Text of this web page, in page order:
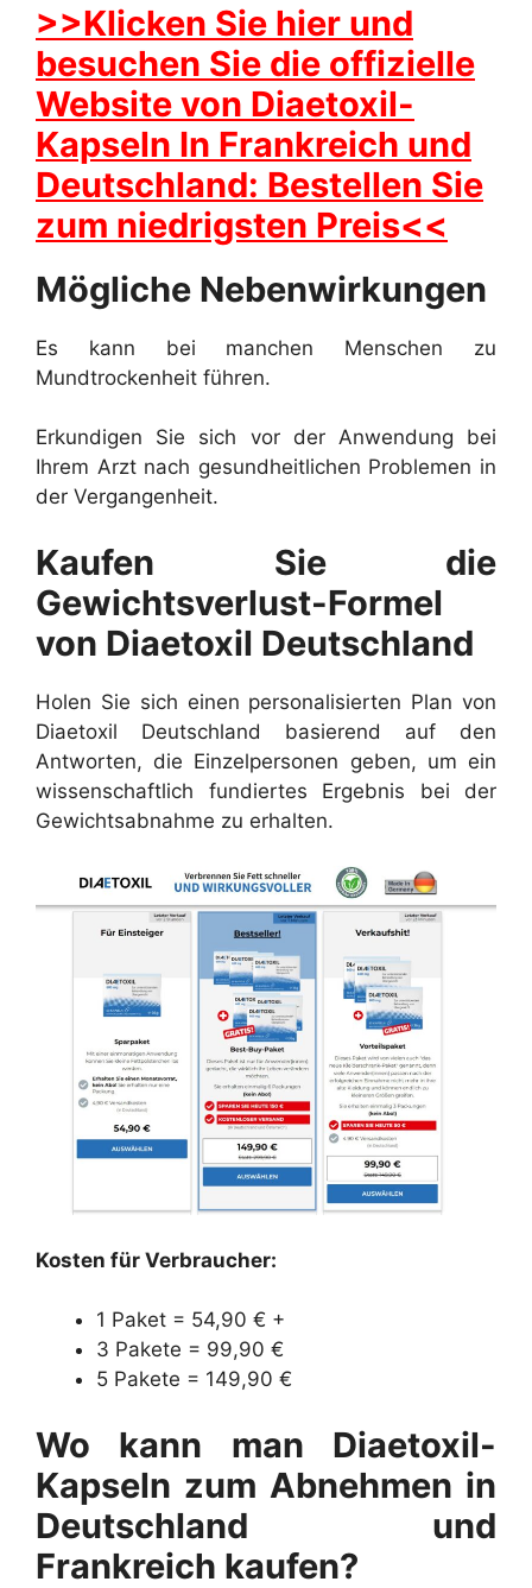
>>Klicken Sie hier und
besuchen Sie die offizielle
Website von Diaetoxil-
Kapseln In Frankreich und
Deutschland: Bestellen Sie
zum niedrigsten Preis<<
Mögliche Nebenwirkungen
Es kann bei manchen Menschen zu
Mundtrockenheit führen.
Erkundigen Sie sich vor der Anwendung bei
Ihrem Arzt nach gesundheitlichen Problemen in
der Vergangenheit.
Kaufen Sie die
Gewichtsverlust-Formel
von Diaetoxil Deutschland
Holen Sie sich einen personalisierten Plan von
Diaetoxil Deutschland basierend auf den
Antworten, die Einzelpersonen geben, um ein
wissenschaftlich fundiertes Ergebnis bei der
Gewichtsabnahme zu erhalten.
Kosten für Verbraucher:
1 Paket = 54,90 € +
3 Pakete = 99,90 €
5 Pakete = 149,90 €
Wo kann man Diaetoxil-
Kapseln zum Abnehmen in
Deutschland und
Frankreich kaufen?